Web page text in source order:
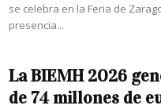
se celebra en la Feria de
presencia...
La BIEMH 2026
de 74 millones de